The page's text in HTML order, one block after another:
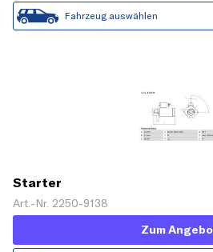
Fahrzeug auswählen
Starter
Art.-Nr. 2250-9138
Zum